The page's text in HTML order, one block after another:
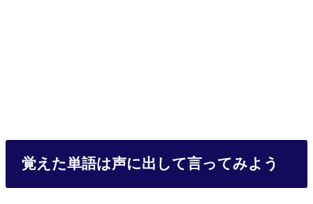
覚えた単語は声に出して言ってみよう